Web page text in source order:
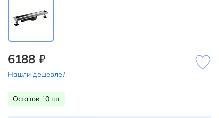
6188 ₽
Нашли дешевле?
Остаток 10 шт